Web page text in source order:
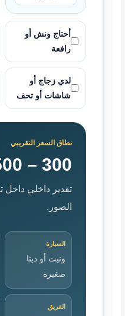
أحتاج ونش أو
رافعة
لدي زجاج أو
شاشات أو تحف
نطاق السعر التقريبي
300 – 500 ريال
تقدير داخلي داخل
الصور.
السيارة
ونيت أو دينا
صغيرة
الفريق